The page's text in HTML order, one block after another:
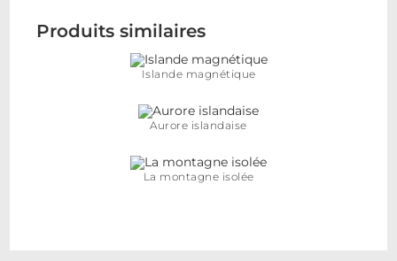
Produits similaires
Islande magnétique
Aurore islandaise
La montagne isolée